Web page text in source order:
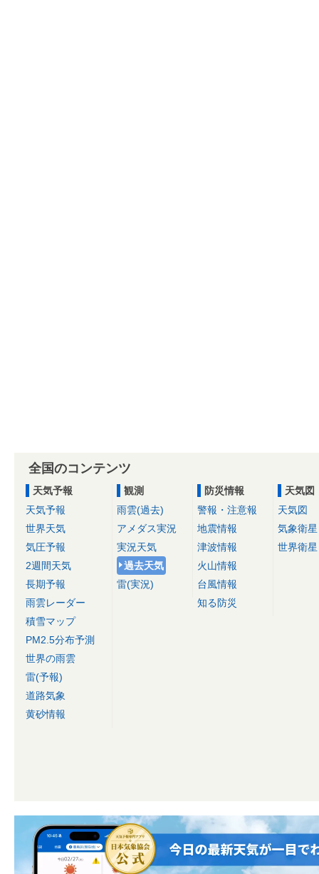
全国のコンテンツ
天気予報
天気予報
世界天気
気圧予報
2週間天気
長期予報
雨雲レーダー
積雪マップ
PM2.5分布予測
世界の雨雲
雷(予報)
道路気象
黄砂情報
観測
雨雲(過去)
アメダス実況
実況天気
過去天気
雷(実況)
防災情報
警報・注意報
地震情報
津波情報
火山情報
台風情報
知る防災
天気図
天気図
気象衛星
世界衛星